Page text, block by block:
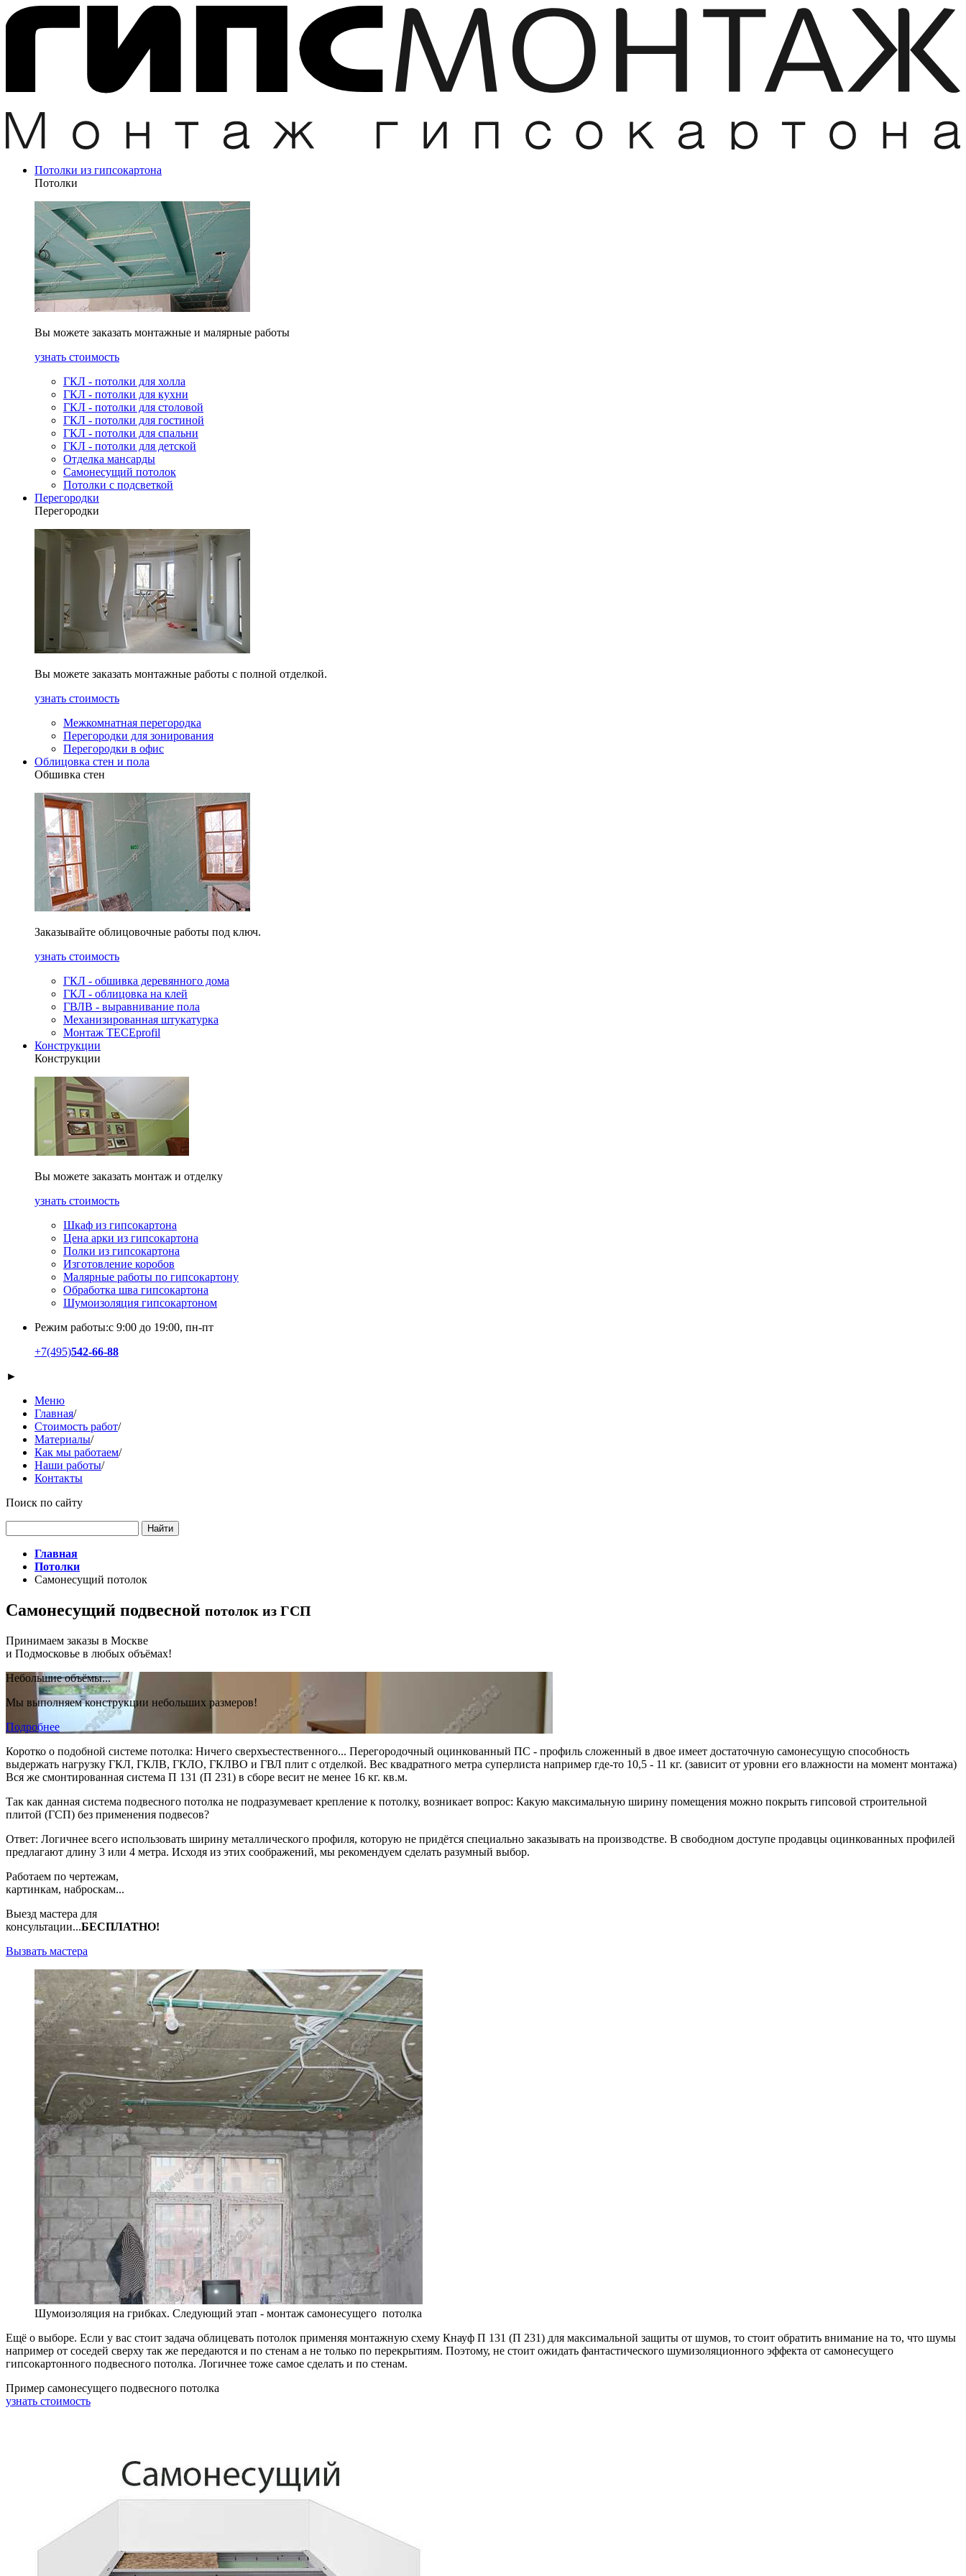
Потолки из гипсокартона
Потолки
Вы можете заказать монтажные и малярные работы
узнать стоимость
ГКЛ - потолки для холла
ГКЛ - потолки для кухни
ГКЛ - потолки для столовой
ГКЛ - потолки для гостиной
ГКЛ - потолки для спальни
ГКЛ - потолки для детской
Отделка мансарды
Самонесущий потолок
Потолки с подсветкой
Перегородки
Перегородки
Вы можете заказать монтажные работы с полной отделкой.
узнать стоимость
Межкомнатная перегородка
Перегородки для зонирования
Перегородки в офис
Облицовка стен и пола
Обшивка стен
Заказывайте облицовочные работы под ключ.
узнать стоимость
ГКЛ - обшивка деревянного дома
ГКЛ - облицовка на клей
ГВЛВ - выравнивание пола
Механизированная штукатурка
Монтаж TECEprofil
Конструкции
Конструкции
Вы можете заказать монтаж и отделку
узнать стоимость
Шкаф из гипсокартона
Цена арки из гипсокартона
Полки из гипсокартона
Изготовление коробов
Малярные работы по гипсокартону
Обработка шва гипсокартона
Шумоизоляция гипсокартоном
Режим работы:с 9:00 до 19:00, пн-пт
+7(495)542-66-88
►
Меню
Главная/
Стоимость работ/
Материалы/
Как мы работаем/
Наши работы/
Контакты
Поиск по сайту
Главная
Потолки
Самонесущий потолок
Самонесущий подвесной потолок из ГСП
Принимаем заказы в Москве
и Подмосковье в любых объёмах!
Небольшие объёмы...
Мы выполняем конструкции небольших размеров!
Подробнее
Коротко о подобной системе потолка: Ничего сверхъестественного... Перегородочный оцинкованный ПС - профиль сложенный в двое имеет достаточную самонесущую способность
выдержать нагрузку ГКЛ, ГКЛВ, ГКЛО, ГКЛВО и ГВЛ плит с отделкой. Вес квадратного метра суперлиста например где-то 10,5 - 11 кг. (зависит от уровни его влажности на момент монтажа)
Вся же смонтированная система П 131 (П 231) в сборе весит не менее 16 кг. кв.м.
Так как данная система подвесного потолка не подразумевает крепление к потолку, возникает вопрос: Какую максимальную ширину помещения можно покрыть гипсовой строительной
плитой (ГСП) без применения подвесов?
Ответ: Логичнее всего использовать ширину металлического профиля, которую не придётся специально заказывать на производстве. В свободном доступе продавцы оцинкованных профилей
предлагают длину 3 или 4 метра. Исходя из этих соображений, мы рекомендуем сделать разумный выбор.
Работаем по чертежам,
картинкам, наброскам...
Выезд мастера для
консультации...БЕСПЛАТНО!
Вызвать мастера
Шумоизоляция на грибках. Следующий этап - монтаж самонесущего потолка
Ещё о выборе. Если у вас стоит задача облицевать потолок применяя монтажную схему Кнауф П 131 (П 231) для максимальной защиты от шумов, то стоит обратить внимание на то, что шумы
например от соседей сверху так же передаются и по стенам а не только по перекрытиям. Поэтому, не стоит ожидать фантастического шумизоляционного эффекта от самонесущего
гипсокартонного подвесного потолка. Логичнее тоже самое сделать и по стенам.
Пример самонесущего подвесного потолка
узнать стоимость